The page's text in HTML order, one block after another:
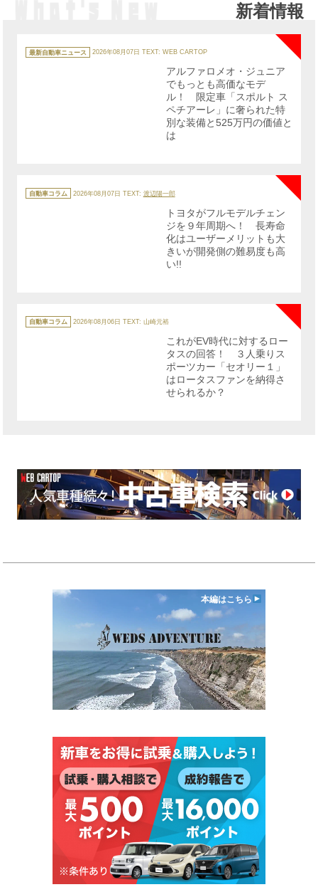
新着情報
テ
ゴ
最新自動車ニュース 2026年08月07日 TEXT: WEB CARTOP
NEW
アルファロメオ・ジュニア
でもっとも高価なモデ
ル！ 限定車「スポルト ス
ペチアーレ」に奢られた特
別な装備と525万円の価値と
は
テ
ゴ
自動車コラム 2026年08月07日 TEXT: 渡辺陽一郎
トヨタがフルモデルチェン
ジを９年周期へ！ 長寿命
化はユーザーメリットも大
きいが開発側の難易度も高
い!!
テ
ゴ
自動車コラム 2026年08月06日 TEXT: 山崎元裕
これがEV時代に対するロー
タスの回答！ ３人乗りス
ポーツカー「セオリー１」
はロータスファンを納得さ
せられるか？
本編はこちら